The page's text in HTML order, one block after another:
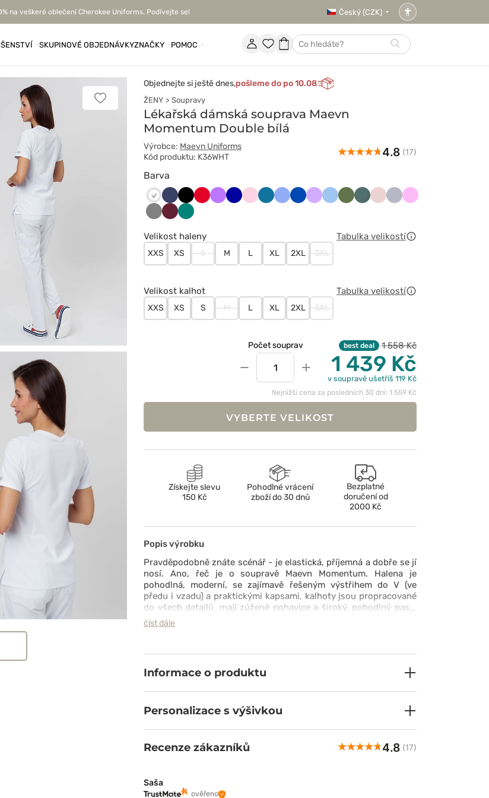
na veškeré oblečení Cherokee Uniforms. Podívejte se! Český (CZK)
Nastavení
přístupnosti
SKUPINOVÉ OBJEDNÁVKYZNAČKY POMOC ÚčetOblíbené
Nákupní
Hledat
Přidat
k
Objednejte si ještě dnes,pošleme do po 10.08
ŽENY Soupravy
Lékařská dámská souprava Maevn
Momentum Double bílá
Výrobce: Maevn Uniforms
Kód produktu: K36WHT
4.8 (17)
Barva
Biały Ciemny
granat
CzarnyCzerwony
FioletowyGranatowy
Jasnoróżowy
KaraibskiKlasyczny
KrólewskiLawendowy
NiebieskiOliwkowyPastelowa
Pastelowy
Popielaty
Różowy
Szary Wiśniowy
Zielony
Velikost haleny Tabulka velikostí
XXS XS S M L XL 2XL 3XL
Velikost kalhot Tabulka velikostí
XXS XS S M L XL 2XL 3XL
Počet souprav
− +
best deal 1 558 Kč
1 439 Kč
v soupravě ušetříš 119 Kč
Nejnižší cena za posledních 30 dní: 1 559 Kč
VYBERTE VELIKOST
Získejte slevu
150 Kč
Pohodlné vrácení
zboží do 30 dnů
Bezplatné
doručení od
2000 Kč
Popis výrobku
Pravděpodobně znáte scénář - je elastická, příjemná a dobře se jí
nosí. Ano, řeč je o soupravě Maevn Momentum. Halena je
pohodlná, moderní, se zajímavě řešeným výstřihem do V (ve
předu i vzadu) a praktickými kapsami, kalhoty jsou propracované
do všech detailů, mají zúžené nohavice a široký, pohodlný pas -
dohromady vytvářejí profesionální a elegantní vzhled. Vše je
vyrobeno z přiléhavé, pružné a nemačkavé tkaniny, která skvěle
perfektní.
číst dále
Informace o produktu
Personalizace s výšivkou
Recenze zákazníků 4.8 (17)
Saša
ověřeno